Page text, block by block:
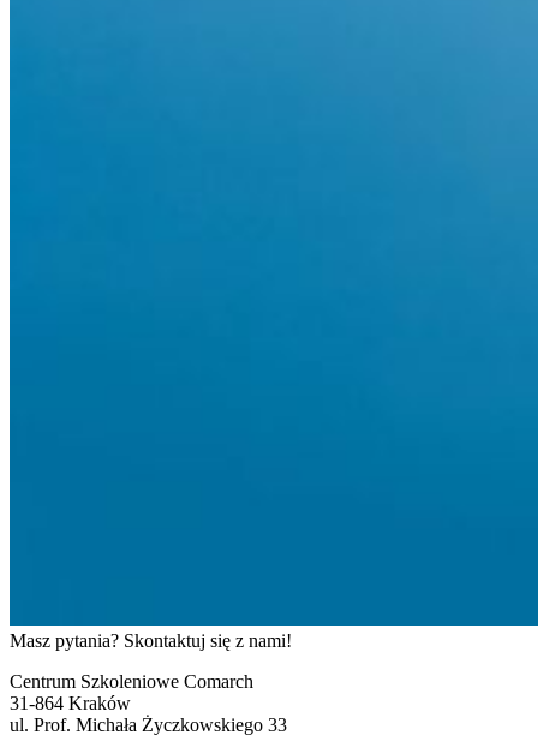
Masz pytania? Skontaktuj się z nami!
Centrum Szkoleniowe Comarch
31-864 Kraków
ul. Prof. Michała Życzkowskiego 33